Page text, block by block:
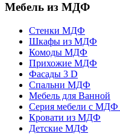
Мебель из МДФ
Стенки МДФ
Шкафы из МДФ
Комоды МДФ
Прихожие МДФ
Фасады 3 D
Спальни МДФ
Мебель для Ванной
Серия мебели с МДФ
Кровати из МДФ
Детские МДФ